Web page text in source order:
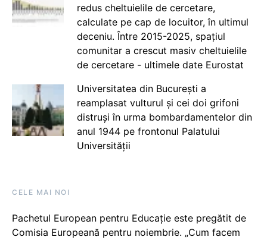
redus cheltuielile de cercetare,
calculate pe cap de locuitor, în ultimul
deceniu. Între 2015-2025, spațiul
comunitar a crescut masiv cheltuielile
de cercetare - ultimele date Eurostat
Universitatea din București a
reamplasat vulturul și cei doi grifoni
distruși în urma bombardamentelor din
anul 1944 pe frontonul Palatului
Universității
CELE MAI NOI
Pachetul European pentru Educație este pregătit de
Comisia Europeană pentru noiembrie. „Cum facem